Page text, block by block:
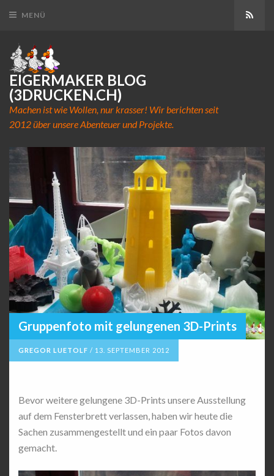
MENÜ
EIGERMAKER BLOG
(3DRUCKEN.CH)
Machen ist wie Wollen, nur krasser! Wir berichten seit
2012 über unsere Abenteuer und Projekte.
Gruppenfoto mit gelungenen 3D-Prints
GREGOR LUETOLF / 13. SEPTEMBER 2012
Bevor weitere gelungene 3D-Prints unsere Ausstellung
auf dem Fensterbrett verlassen, haben wir heute die
Sachen zusammengestellt und ein paar Fotos davon
gemacht.